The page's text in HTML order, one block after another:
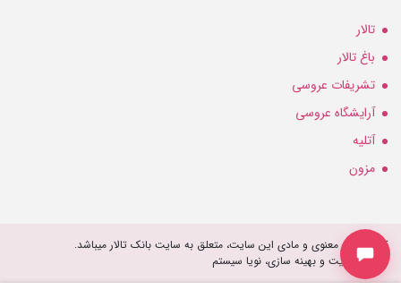
تالار
باغ تالار
تشریفات عروسی
آرایشگاه عروسی
آتلیه
مزون
کلیه حقوق معنوی و مادی این سایت، متعلق به سایت بانک تالار میباشد.
طراحی سایت و بهینه سازی، نویا سیستم